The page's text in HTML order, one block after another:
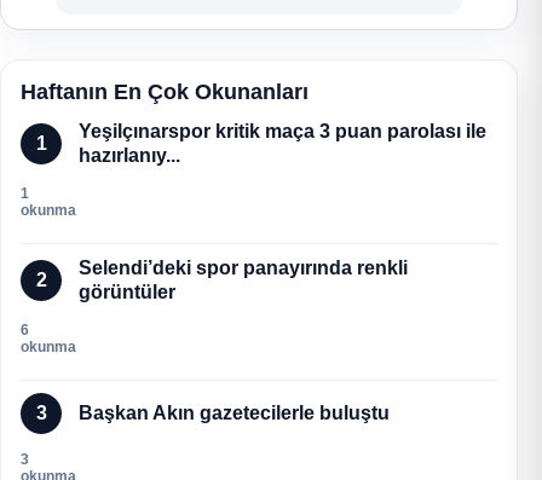
Haftanın En Çok Okunanları
1
Yeşilçınarspor kritik maça 3 puan parolası ile
hazırlanıy...
1
okunma
2
Selendi’deki spor panayırında renkli
görüntüler
6
okunma
3 Başkan Akın gazetecilerle buluştu
3
okunma